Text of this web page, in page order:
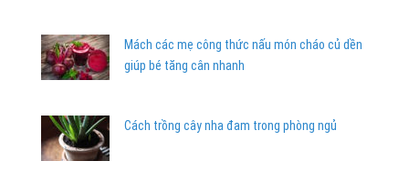
Mách các mẹ công thức nấu món cháo củ dền
giúp bé tăng cân nhanh
Cách trồng cây nha đam trong phòng ngủ